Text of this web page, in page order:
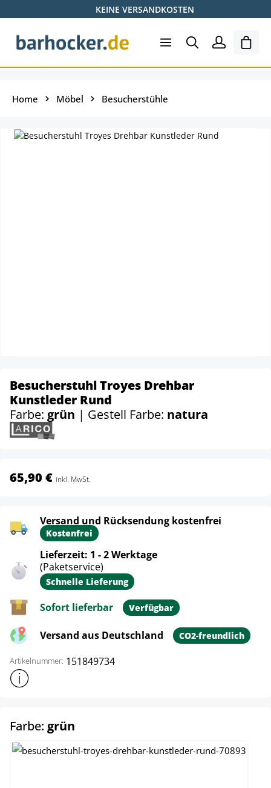
Zum Hauptinhalt springenKEINE VERSANDKOSTEN
Home Möbel Besucherstühle
Besucherstuhl Troyes Drehbar
Kunstleder Rund
Farbe: grün | Gestell Farbe: natura
65,90 € inkl. MwSt.
Versand und Rücksendung kostenfrei
Kostenfrei
Lieferzeit: 1 - 2 Werktage
(Paketservice)
Schnelle Lieferung
Sofort lieferbar Verfügbar
Versand aus Deutschland CO2-freundlich
Artikelnummer: 151849734
Weitere Produktinformationen anzeigen
Farbe: grün